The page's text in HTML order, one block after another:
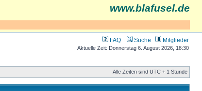
www.blafusel.de
FAQ Suche Mitglieder
Aktuelle Zeit: Donnerstag 6. August 2026, 18:30
Alle Zeiten sind UTC + 1 Stunde